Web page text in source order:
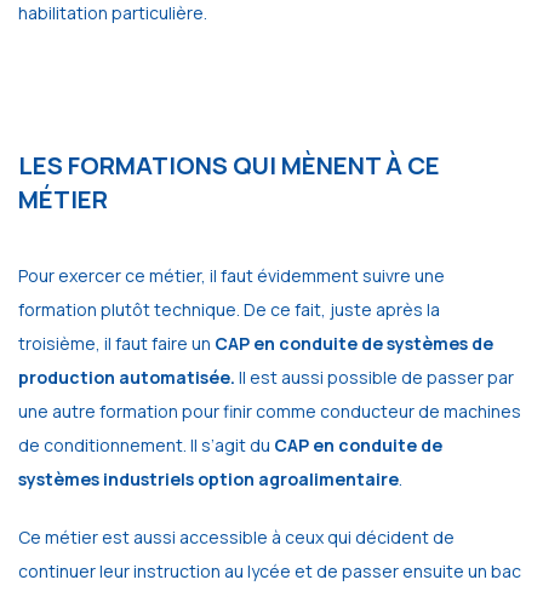
habilitation particulière.
LES FORMATIONS QUI MÈNENT À CE
MÉTIER
Pour exercer ce métier, il faut évidemment suivre une
formation plutôt technique. De ce fait, juste après la
troisième, il faut faire un CAP en conduite de systèmes de
production automatisée. Il est aussi possible de passer par
une autre formation pour finir comme conducteur de machines
de conditionnement. Il s’agit du CAP en conduite de
systèmes industriels option agroalimentaire
Ce métier est aussi accessible à ceux qui décident de
continuer leur instruction au lycée et de passer ensuite un bac